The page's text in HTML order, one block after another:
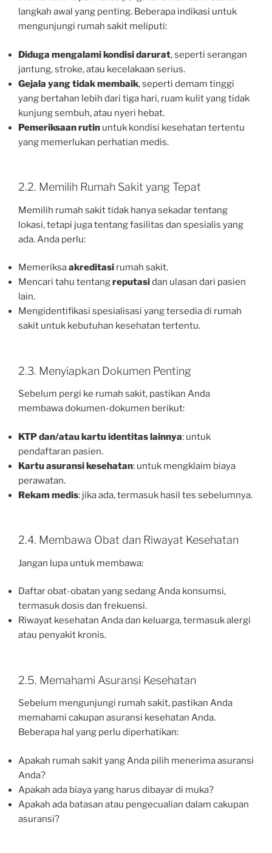
langkah awal yang penting. Beberapa indikasi untuk
mengunjungi rumah sakit meliputi:
Diduga mengalami kondisi darurat, seperti serangan
jantung, stroke, atau kecelakaan serius.
Gejala yang tidak membaik, seperti demam tinggi
yang bertahan lebih dari tiga hari, ruam kulit yang tidak
kunjung sembuh, atau nyeri hebat.
Pemeriksaan rutin untuk kondisi kesehatan tertentu
yang memerlukan perhatian medis.
2.2. Memilih Rumah Sakit yang Tepat
Memilih rumah sakit tidak hanya sekadar tentang
lokasi, tetapi juga tentang fasilitas dan spesialis yang
ada. Anda perlu:
Memeriksaakreditasi rumah sakit.
Mencari tahu tentangreputasidan ulasan dari pasien
lain.
Mengidentifikasi spesialisasi yang tersedia di rumah
sakit untuk kebutuhan kesehatan tertentu.
2.3. Menyiapkan Dokumen Penting
Sebelum pergi ke rumah sakit, pastikan Anda
membawa dokumen-dokumen berikut:
KTP dan/atau kartu identitas lainnya: untuk
pendaftaran pasien.
Kartu asuransi kesehatan: untuk mengklaim biaya
perawatan.
Rekam medis: jika ada, termasuk hasil tes sebelumnya.
2.4. Membawa Obat dan Riwayat Kesehatan
Jangan lupa untuk membawa:
Daftar obat-obatan yang sedang Anda konsumsi,
termasuk dosis dan frekuensi.
Riwayat kesehatan Anda dan keluarga, termasuk alergi
atau penyakit kronis.
2.5. Memahami Asuransi Kesehatan
Sebelum mengunjungi rumah sakit, pastikan Anda
memahami cakupan asuransi kesehatan Anda.
Beberapa hal yang perlu diperhatikan:
Apakah rumah sakit yang Anda pilih menerima asuransi
Anda?
Apakah ada biaya yang harus dibayar di muka?
Apakah ada batasan atau pengecualian dalam cakupan
asuransi?